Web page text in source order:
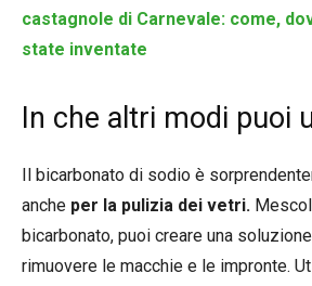
castagnole di Carnevale: come,
state inventate
In che altri modi puoi
Il bicarbonato di sodio è
anche per la pulizia dei vetri.
bicarbonato, puoi creare una
rimuovere le macchie e le impronte.